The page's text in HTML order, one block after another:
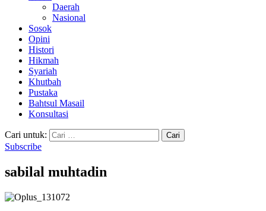
Daerah
Nasional
Sosok
Opini
Histori
Hikmah
Syariah
Khutbah
Pustaka
Bahtsul Masail
Konsultasi
Cari untuk:
Subscribe
sabilal muhtadin